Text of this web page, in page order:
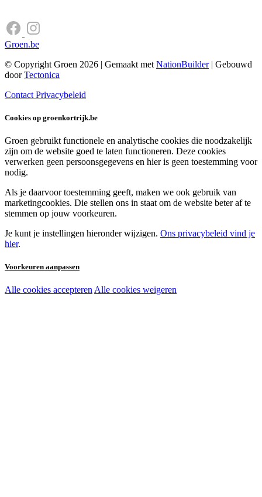
Groen.be
© Copyright Groen 2026 | Gemaakt met NationBuilder| Gebouwd
doorTectonica
Contact Privacybeleid
Cookies op groenkortrijk.be
Groen gebruikt functionele en analytische cookies die noodzakelijk
zijn om de website goed te laten functioneren. Deze cookies
verwerken geen persoonsgegevens en hier is geen toestemming voor
nodig.
Als je daarvoor toestemming geeft, maken we ook gebruik van
marketingcookies. Die stellen ons in staat om de website beter af te
stemmen op jouw voorkeuren.
Je kunt je instellingen hieronder wijzigen. Ons privacybeleid vind je
hier.
Voorkeuren aanpassen
Noodzakelijke cookies:
Alle cookies accepteren Alle cookies weigeren